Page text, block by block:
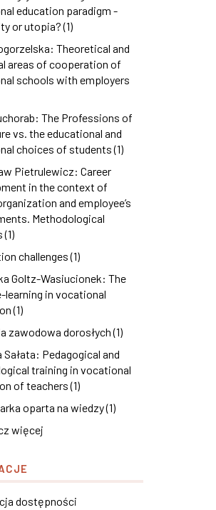
education paradigm -
or utopia? (1)
Theoretical and
areas of cooperation of
schools with employers
The Professions of
vs. the educational and
choices of students (1)
Pietrulewicz: Career
in the context of
and employee’s
Methodological
challenges (1)
Goltz-Wasiucionek: The
learning in vocational
(1)
zawodowa dorosłych (1)
Sałata: Pedagogical and
training in vocational
of teachers (1)
oparta na wiedzy (1)
więcej
dostępności